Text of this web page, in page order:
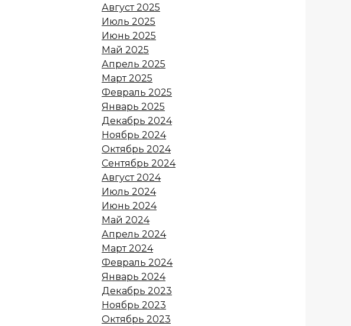
Август 2025
Июль 2025
Июнь 2025
Май 2025
Апрель 2025
Март 2025
Февраль 2025
Январь 2025
Декабрь 2024
Ноябрь 2024
Октябрь 2024
Сентябрь 2024
Август 2024
Июль 2024
Июнь 2024
Май 2024
Апрель 2024
Март 2024
Февраль 2024
Январь 2024
Декабрь 2023
Ноябрь 2023
Октябрь 2023